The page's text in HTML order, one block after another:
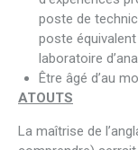
poste de
poste équivalent
laboratoire
Être âgé d’au
ATOUTS
La maîtrise de